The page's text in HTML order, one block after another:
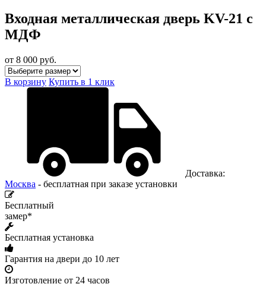
Входная металлическая дверь KV-21 с
МДФ
от 8 000 руб.
В корзину Купить в 1 клик
Доставка:
Москва - бесплатная при заказе установки
Бесплатный
замер*
Бесплатная установка
Гарантия на двери до 10 лет
Изготовление от 24 часов